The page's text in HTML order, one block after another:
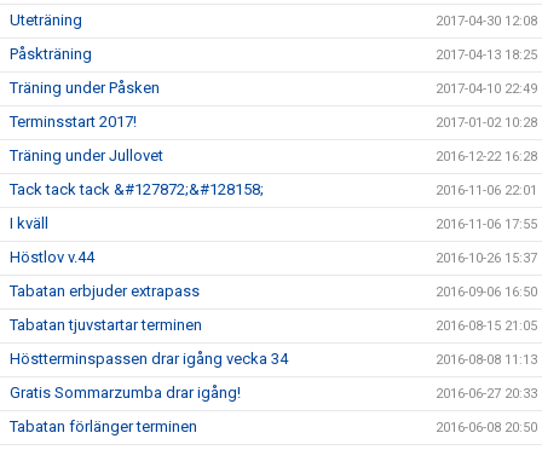
Uteträning 2017-04-30 12:08
Påskträning 2017-04-13 18:25
Träning under Påsken 2017-04-10 22:49
Terminsstart 2017! 2017-01-02 10:28
Träning under Jullovet 2016-12-22 16:28
Tack tack tack &#127872;&#128158; 2016-11-06 22:01
I kväll 2016-11-06 17:55
Höstlov v.44 2016-10-26 15:37
Tabatan erbjuder extrapass 2016-09-06 16:50
Tabatan tjuvstartar terminen 2016-08-15 21:05
Höstterminspassen drar igång vecka 34 2016-08-08 11:13
Gratis Sommarzumba drar igång! 2016-06-27 20:33
Tabatan förlänger terminen 2016-06-08 20:50